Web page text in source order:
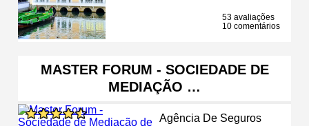
53 avaliações
10 comentários
MASTER FORUM - SOCIEDADE DE
MEDIAÇÃO …
Agência De Seguros